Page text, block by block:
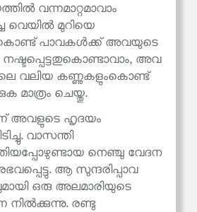
വന്നമാറ്റമാവാം
വെയിൽ മുറിയെ
പാവകൾക്ക് അവയുടെ
അവ
വലിയ കണ്ണുകളുംകൊണ്ട്
മാത്രം ചെയ്തു.
അവളുടെ ഹൃദയം
വാസന്തി
നെഞ്ചു വേദന
ആ സുന്ദരിപ്പാവ
ഒരു അലമാരിയുടെ
നിൽക്കുന്നു. രണ്ടു